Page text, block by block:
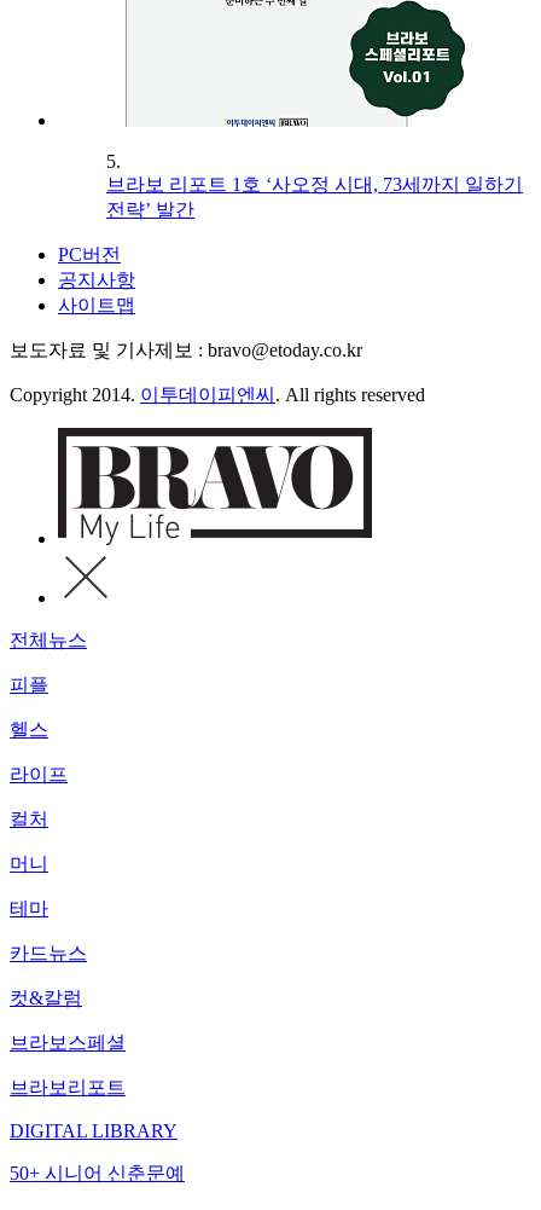
5.
브라보 리포트 1호 ‘사오정 시대, 73세까지 일하기
전략’ 발간
PC버전
공지사항
사이트맵
보도자료 및 기사제보 : bravo@etoday.co.kr
Copyright 2014. 이투데이피엔씨 . All rights reserved
전체뉴스
피플
헬스
라이프
컬처
머니
테마
카드뉴스
컷&칼럼
브라보스페셜
브라보리포트
DIGITAL LIBRARY
50+ 시니어 신춘문예